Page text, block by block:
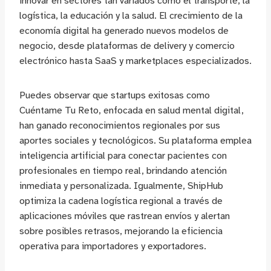
logística, la educación y la salud. El crecimiento de la
economía digital ha generado nuevos modelos de
negocio, desde plataformas de delivery y comercio
electrónico hasta SaaS y marketplaces especializados.
Puedes observar que startups exitosas como
Cuéntame Tu Reto, enfocada en salud mental digital,
han ganado reconocimientos regionales por sus
aportes sociales y tecnológicos. Su plataforma emplea
inteligencia artificial para conectar pacientes con
profesionales en tiempo real, brindando atención
inmediata y personalizada. Igualmente, ShipHub
optimiza la cadena logística regional a través de
aplicaciones móviles que rastrean envíos y alertan
sobre posibles retrasos, mejorando la eficiencia
operativa para importadores y exportadores.